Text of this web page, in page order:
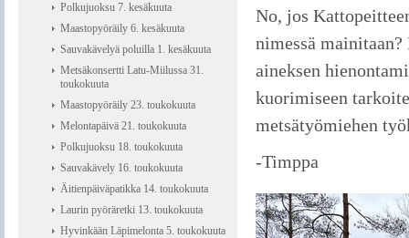
No, jos
nimessä
aineksen
kuorimiseen
metsätyömiehen
­-Timppa
Polkujuoksu 7. kesäkuuta
Maastopyöräily 6. kesäkuuta
Sauvakävelyä poluilla 1. kesäkuuta
Metsäkonsertti Latu-Miilussa 31.
toukokuuta
Maastopyöräily 23. toukokuuta
Melontapäivä 21. toukokuuta
Polkujuoksu 18. toukokuuta
Sauvakävely 16. toukokuuta
Äitienpäiväpatikka 14. toukokuuta
Laurin pyöräretki 13. toukokuuta
Hyvinkään Läpimelonta 5. toukokuuta